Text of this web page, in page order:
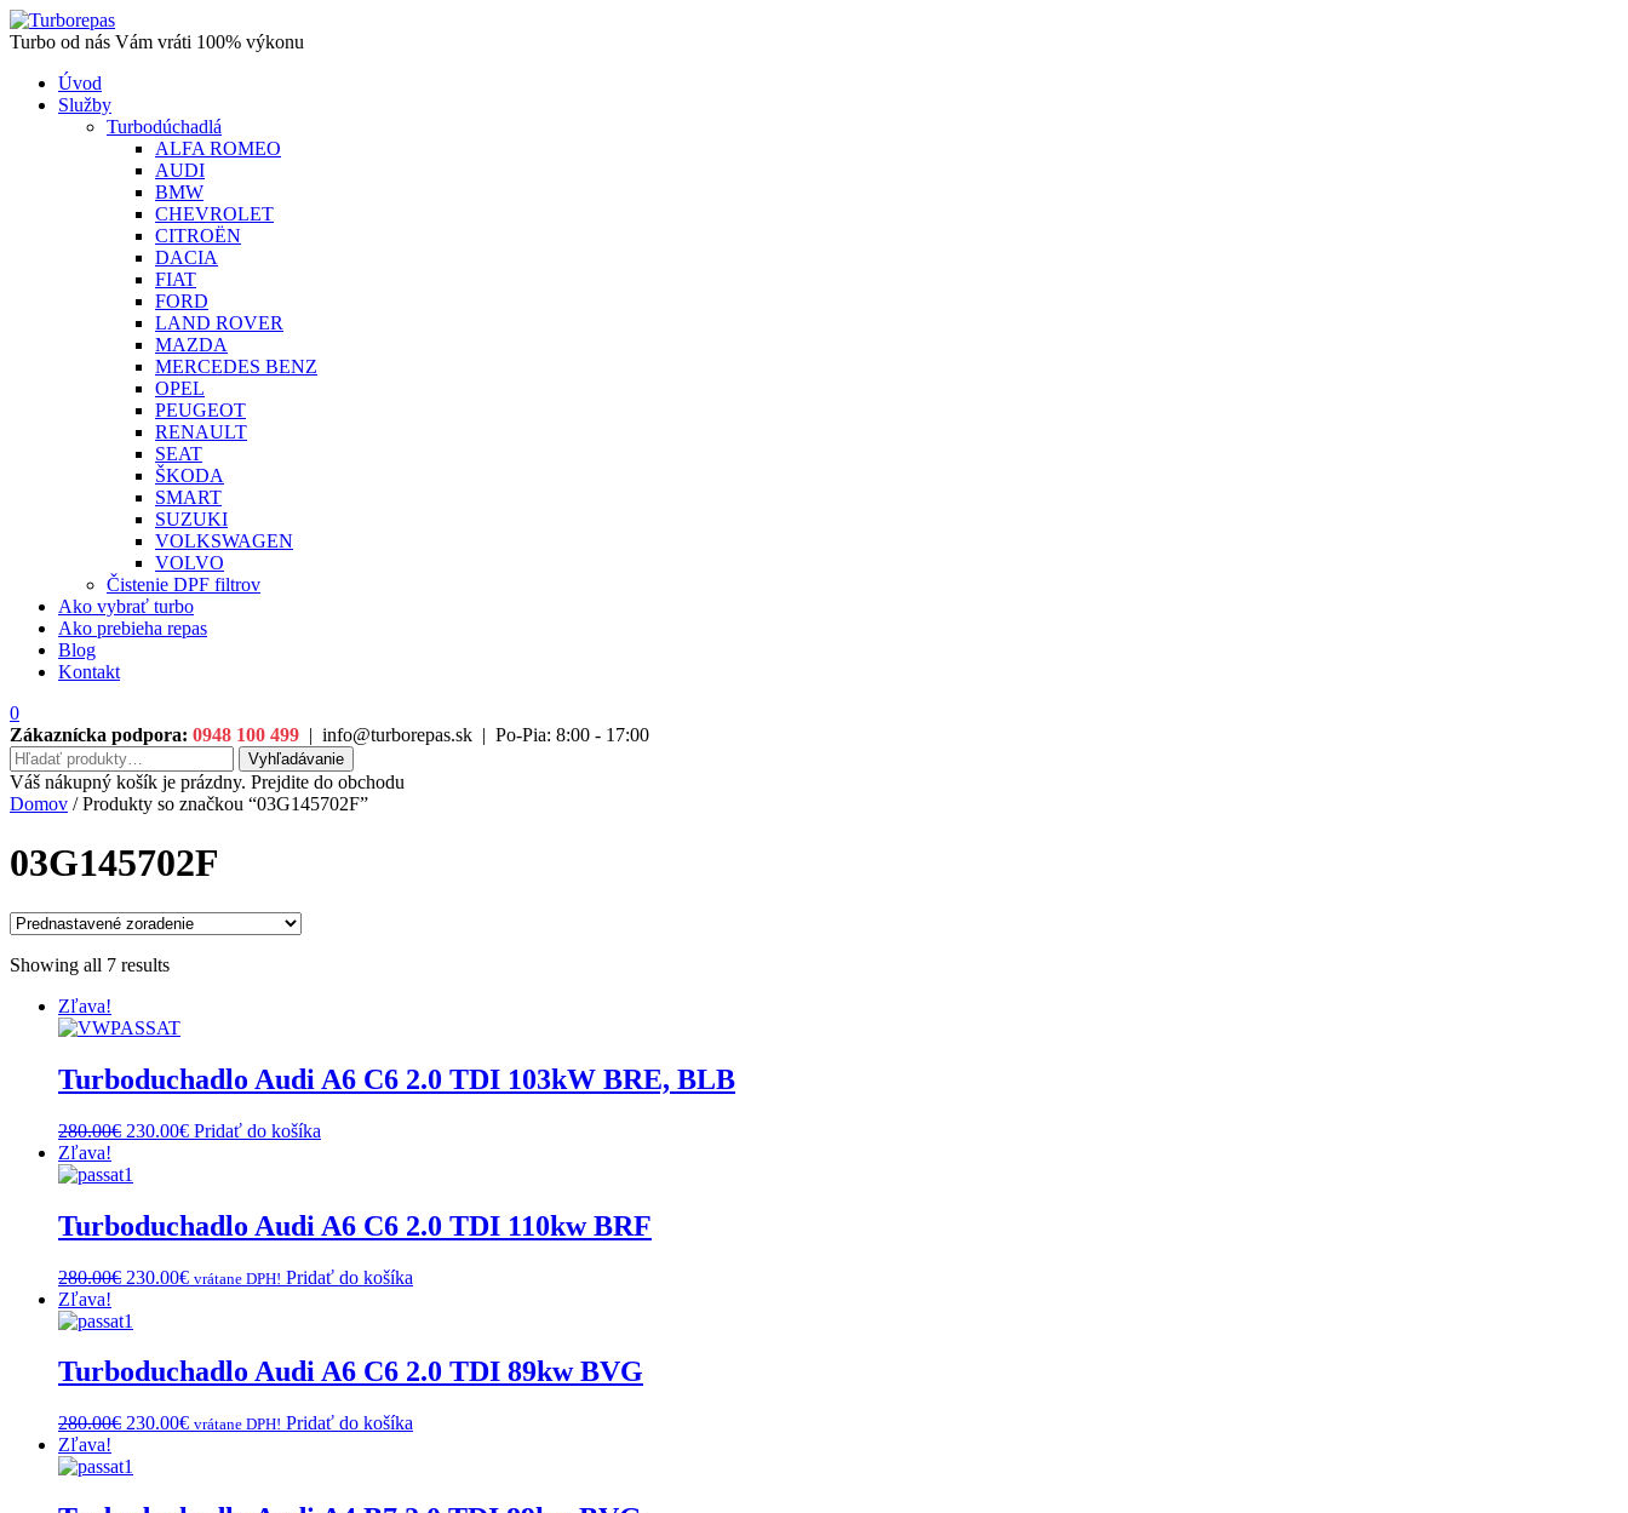
Turbo od nás Vám vráti 100% výkonu
Úvod
Služby
Turbodúchadlá
ALFA ROMEO
AUDI
BMW
CHEVROLET
CITROËN
DACIA
FIAT
FORD
LAND ROVER
MAZDA
MERCEDES BENZ
OPEL
PEUGEOT
RENAULT
SEAT
ŠKODA
SMART
SUZUKI
VOLKSWAGEN
VOLVO
Čistenie DPF filtrov
Ako vybrať turbo
Ako prebieha repas
Blog
Kontakt
0
Zákaznícka podpora: 0948 100 499 | info@turborepas.sk | Po-Pia: 8:00 - 17:00
Hľadať:
Vyhľadávanie
Váš nákupný košík je prázdny. Prejdite do obchodu
Domov / Produkty so značkou “03G145702F”
03G145702F
Showing all 7 results
Zľava!
Turboduchadlo Audi A6 C6 2.0 TDI 103kW BRE, BLB
280.00€ Original
was:
230.00€Current
Pridať do košíka
Zľava!
Turboduchadlo Audi A6 C6 2.0 TDI 110kw BRF
280.00€ Original
was:
230.00€Current
vrátane DPH! Pridať do košíka
Zľava!
Turboduchadlo Audi A6 C6 2.0 TDI 89kw BVG
280.00€ Original
was:
230.00€Current
vrátane DPH! Pridať do košíka
Zľava!